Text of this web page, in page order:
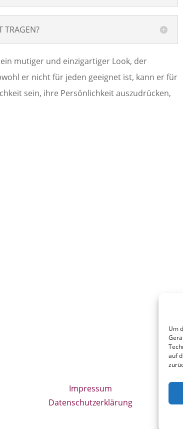
Um
auf
TRAGEN?
mutiger und einzigartiger Look, der
er nicht für jeden geeignet ist, kann er für
sein, ihre Persönlichkeit auszudrücken,
Impressum
Datenschutzerklärung